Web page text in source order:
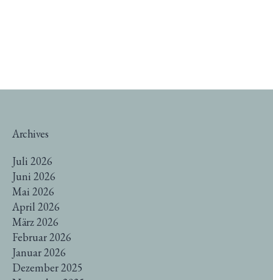
Archives
Juli 2026
Juni 2026
Mai 2026
April 2026
März 2026
Februar 2026
Januar 2026
Dezember 2025